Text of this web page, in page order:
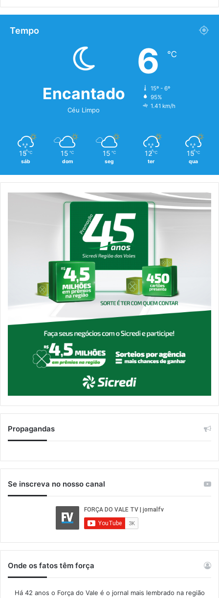
Tempo
Encantado
Céu Limpo
6 ℃
15º - 6º
95%
1.41 km/h
15 ℃
sáb
15 ℃
dom
15 ℃
seg
12 ℃
ter
15 ℃
qua
Propagandas
Se inscreva no nosso canal
Onde os fatos têm força
Há 42 anos o Força do Vale é o jornal mais lembrado na região